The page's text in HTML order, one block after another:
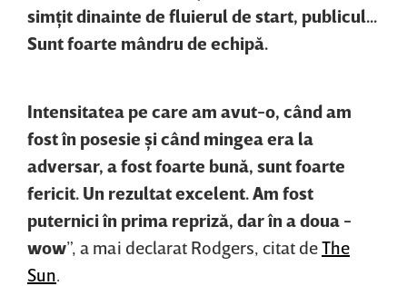
simţit dinainte de fluierul de start, publicul...
Sunt foarte mândru de echipă.
Intensitatea pe care am avut-o, când am
fost în posesie şi când mingea era la
adversar, a fost foarte bună, sunt foarte
fericit. Un rezultat excelent. Am fost
puternici în prima repriză, dar în a doua -
wow”, a mai declarat Rodgers, citat deThe
Sun